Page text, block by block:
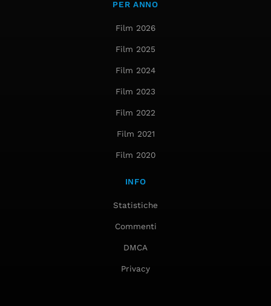
PER ANNO
Film 2026
Film 2025
Film 2024
Film 2023
Film 2022
Film 2021
Film 2020
INFO
Statistiche
Commenti
DMCA
Privacy